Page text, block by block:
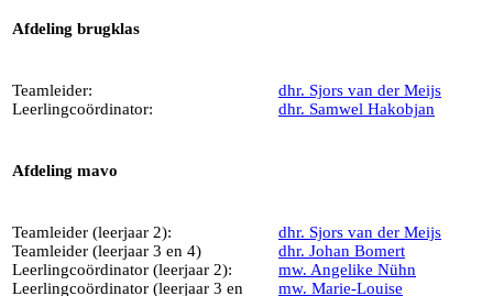
Afdeling brugklas
Teamleider:
Leerlingcoördinator:
dhr. Sjors van der Meijs
dhr. Samwel Hakobjan
Afdeling mavo
Teamleider (leerjaar 2):
Teamleider (leerjaar 3 en 4)
Leerlingcoördinator (leerjaar 2):
Leerlingcoördinator (leerjaar 3 en
dhr. Sjors van der Meijs
dhr. Johan Bomert
mw. Angelike Nühn
mw. Marie-Louise